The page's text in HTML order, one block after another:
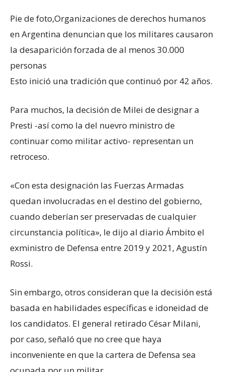
Pie de foto,Organizaciones de derechos humanos
en Argentina denuncian que los militares causaron
la desaparición forzada de al menos 30.000
personas
Esto inició una tradición que continuó por 42 años.
Para muchos, la decisión de Milei de designar a
Presti -así como la del nuevro ministro de
continuar como militar activo- representan un
retroceso.
«Con esta designación las Fuerzas Armadas
quedan involucradas en el destino del gobierno,
cuando deberían ser preservadas de cualquier
circunstancia política», le dijo al diario Ámbito el
exministro de Defensa entre 2019 y 2021, Agustín
Rossi.
Sin embargo, otros consideran que la decisión está
basada en habilidades específicas e idoneidad de
los candidatos. El general retirado César Milani,
por caso, señaló que no cree que haya
inconveniente en que la cartera de Defensa sea